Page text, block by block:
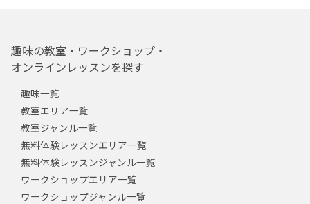
趣味の教室・ワークショップ・
オンラインレッスンを探す
趣味一覧
教室エリア一覧
教室ジャンル一覧
無料体験レッスンエリア一覧
無料体験レッスンジャンル一覧
ワークショップエリア一覧
ワークショップジャンル一覧